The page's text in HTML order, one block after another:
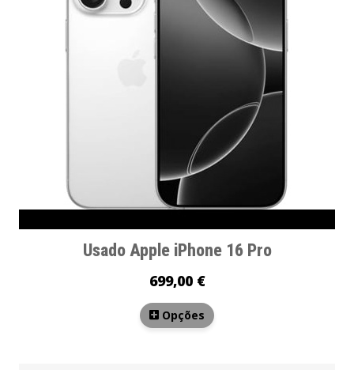
Usado Apple iPhone 16 Pro
699,00 €
Opções